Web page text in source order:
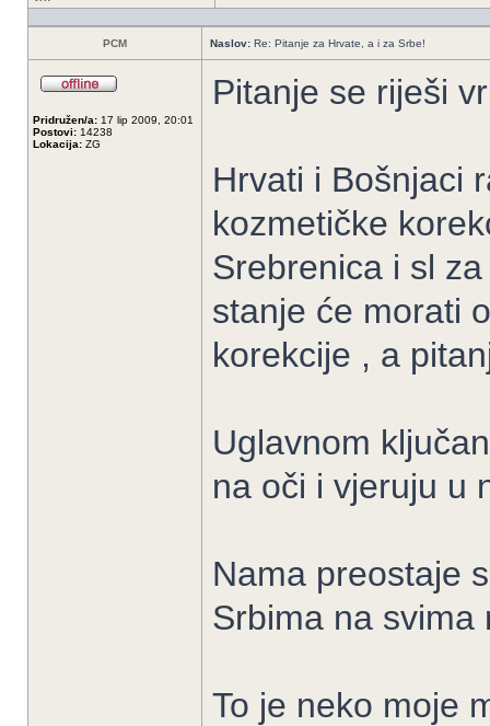
PCM Naslov: Re: Pitanje za Hrvate, a i za Srbe!
Pridružen/a: 17 lip 2009, 20:01
Postovi: 14238
Lokacija: ZG
Pitanje se riješi
Hrvati i Bošnjaci
kozmetičke
Srebrenica i sl
stanje će morati
korekcije , a
Uglavnom
na oči i vjeruju u
Nama preostaje
Srbima na svima
To je neko moje